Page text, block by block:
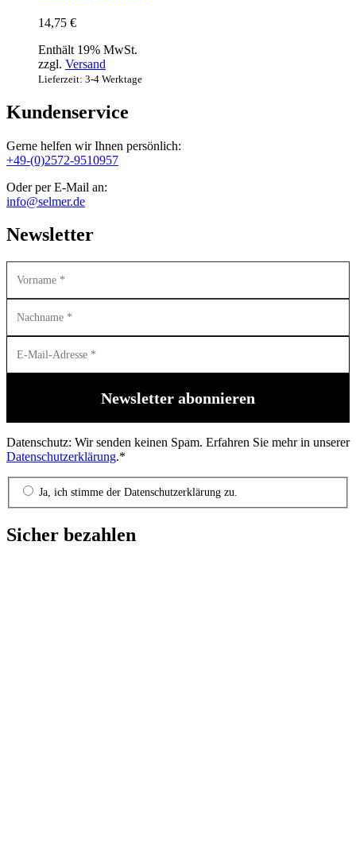
14,75 €
Enthält 19% MwSt.
zzgl. Versand
Lieferzeit: 3-4 Werktage
Kundenservice
Gerne helfen wir Ihnen persönlich:
+49-(0)2572-9510957
Oder per E-Mail an:
info@selmer.de
Newsletter
Datenschutz: Wir senden keinen Spam. Erfahren Sie mehr in unserer
Datenschutzerklärung.*
Ja, ich stimme der Datenschutzerklärung zu.
Sicher bezahlen